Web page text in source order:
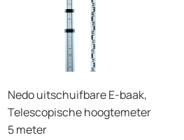
Nedo uitschuifbare E-baak,
Telescopische hoogtemeter
5 meter